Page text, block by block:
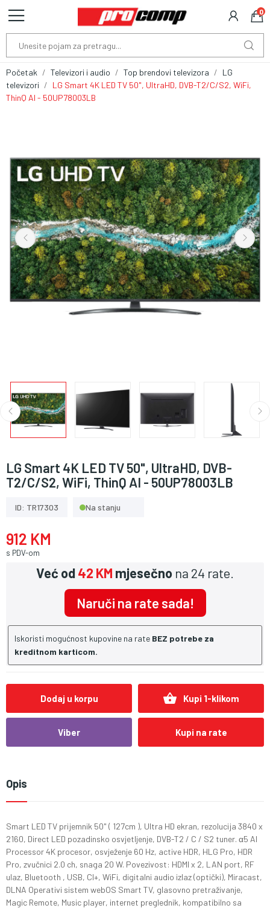
0
Početak Televizori i audio Top brendovi televizora
LG
televizori
LG Smart 4K LED TV 50", UltraHD, DVB-T2/C/S2, WiFi,
ThinQ AI - 50UP78003LB
LG Smart 4K LED TV 50", UltraHD, DVB-
T2/C/S2, WiFi, ThinQ AI - 50UP78003LB
ID: TR17303 Na stanju
912 KM
s PDV-om
Već od42 KM mjesečno na 24 rate.
Naruči na rate sada!
Iskoristi mogućnost kupovine na rate BEZ potrebe za
kreditnom karticom.
Dodaj u korpu shopping_basket Kupi 1-klikom
Viber Kupi na rate
Opis
Smart LED TV prijemnik 50" ( 127cm ), Ultra HD ekran, rezolucija 3840 x
2160, Direct LED pozadinsko osvjetljenje, DVB-T2 / C / S2 tuner. α5 AI
Processor 4K procesor, osvježenje 60 Hz, active HDR, HLG Pro, HDR
Pro, zvučnici 2.0 ch, snaga 20 W. Povezivost: HDMI x 2, LAN port, RF
ulaz, Bluetooth , USB, CI+, WiFi, digitalni audio izlaz (optički), Miracast,
DLNA Operativi sistem webOS Smart TV, glasovno pretraživanje,
Magic Remote, Music player, internet preglednik, kompatibilno sa